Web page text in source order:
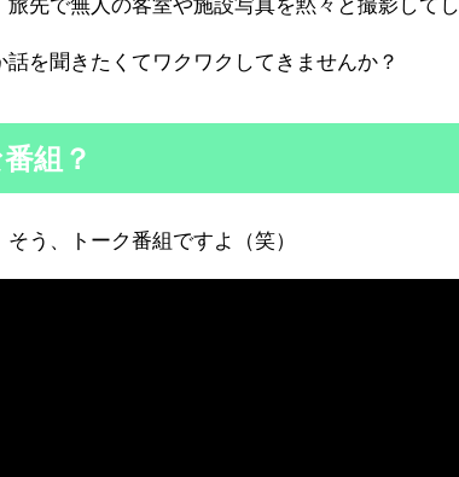
旅先で無人の客室や施設写真を黙々と撮影して
話を聞きたくてワクワクしてきませんか？
組？
そう、トーク番組ですよ（笑）